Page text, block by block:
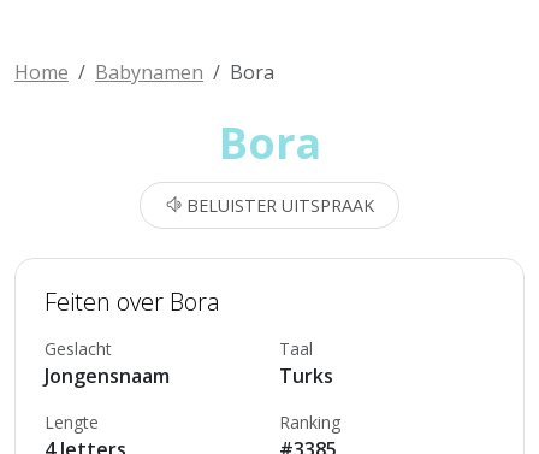
Home Babynamen Bora
Bora
BELUISTER UITSPRAAK
Feiten over Bora
Geslacht
Jongensnaam
Taal
Turks
Lengte Ranking